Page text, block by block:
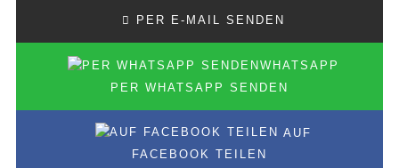
PER E-MAIL SENDEN
PER WHATSAPP SENDEN
AUF
FACEBOOK TEILEN